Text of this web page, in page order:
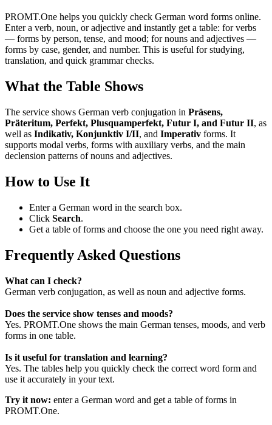
PROMT.One helps you quickly check German word forms online.
Enter a verb, noun, or adjective and instantly get a table: for verbs
— forms by person, tense, and mood; for nouns and adjectives —
forms by case, gender, and number. This is useful for studying,
translation, and quick grammar checks.
What the Table Shows
The service shows German verb conjugation in Präsens,
Präteritum, Perfekt, Plusquamperfekt, Futur I, and Futur II, as
well as Indikativ, Konjunktiv I/II, and Imperativ forms. It
supports modal verbs, forms with auxiliary verbs, and the main
declension patterns of nouns and adjectives.
How to Use It
Enter a German word in the search box.
Click Search.
Get a table of forms and choose the one you need right away.
Frequently Asked Questions
What can I check?
German verb conjugation, as well as noun and adjective forms.
Does the service show tenses and moods?
Yes. PROMT.One shows the main German tenses, moods, and verb
forms in one table.
Is it useful for translation and learning?
Yes. The tables help you quickly check the correct word form and
use it accurately in your text.
Try it now: enter a German word and get a table of forms in
PROMT.One.